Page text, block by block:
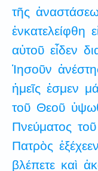
τῆς
ἐνκατελείφθη
αὐτοῦ εἶδεν
Ἰησοῦν
ἡμεῖς ἐσμεν
τοῦ Θεοῦ
Πνεύματος τοῦ
Πατρὸς ἐξέχεεν
βλέπετε καὶ